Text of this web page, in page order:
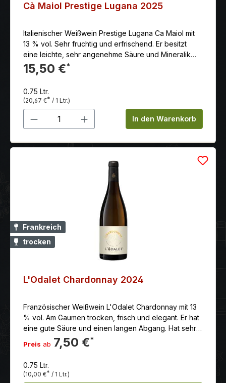
Cà Maiol Prestige Lugana 2025
Italienischer Weißwein Prestige Lugana Ca Maiol mit
13 % vol. Sehr fruchtig und erfrischend. Er besitzt
eine leichte, sehr angenehme Säure und Mineralik
und ist somit ein Weißwein, den man nicht nur im
Sommer genießt. Präsentiert sich mit einer strahlend
hell grünlichen Reflexen.
15,50 €*
0.75 Ltr.
(20,67 €* / 1 Ltr.)
Produkt Anzahl: Gib denIn den Warenkorb
Frankreich
trocken
L'Odalet Chardonnay 2024
Französischer Weißwein L'Odalet Chardonnay mit 13
% vol. Am Gaumen trocken, frisch und elegant. Er hat
eine gute Säure und einen langen Abgang. Hat sehr
feine Aromen von gelbes Steinobst und Noten von
Jasminblüten.
Preis ab 7,50 €*
0.75 Ltr.
(10,00 €* / 1 Ltr.)